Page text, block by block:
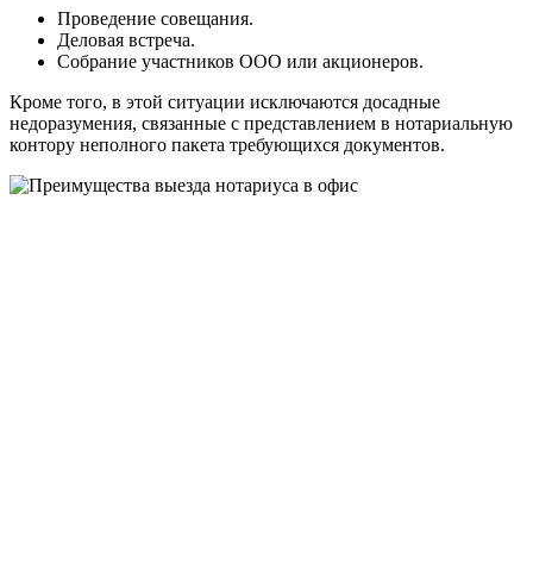
Проведение совещания.
Деловая встреча.
Собрание участников ООО или акционеров.
Кроме того, в этой ситуации исключаются досадные
недоразумения, связанные с представлением в нотариальную
контору неполного пакета требующихся документов.